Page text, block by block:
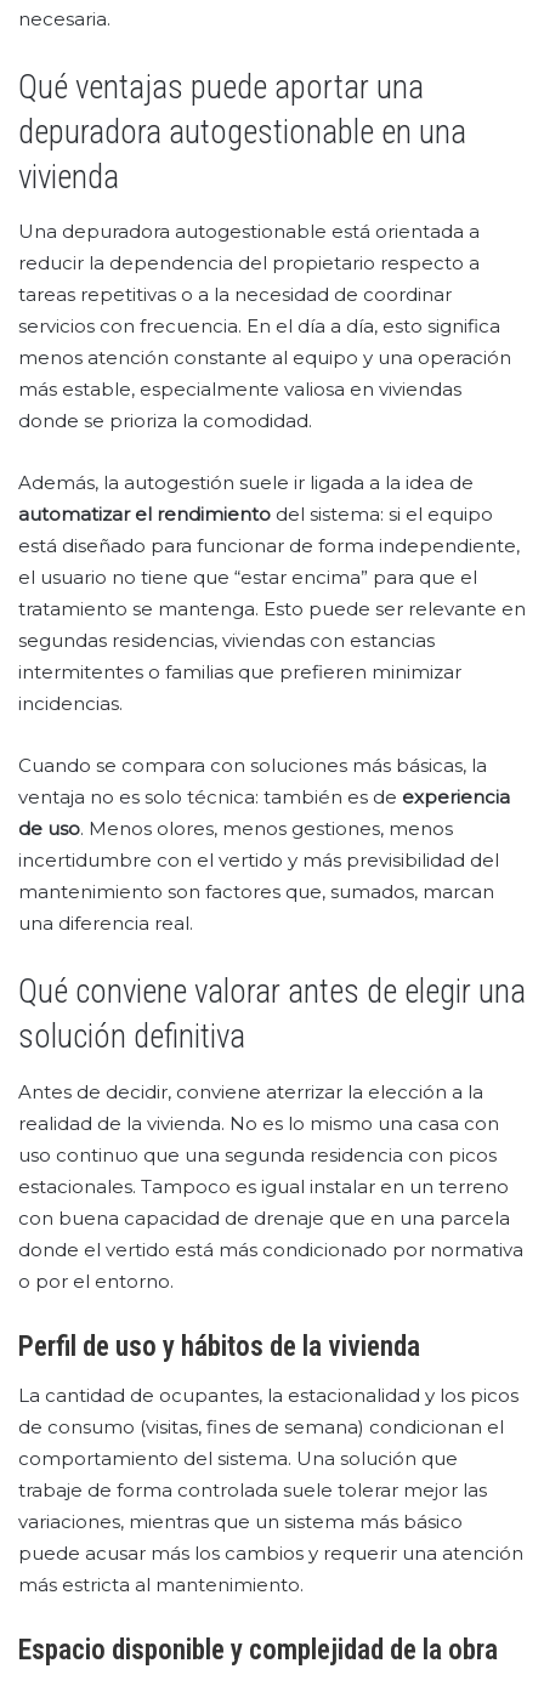
necesaria.
Qué ventajas puede aportar una
depuradora autogestionable en una
vivienda
Una depuradora autogestionable está orientada a
reducir la dependencia del propietario respecto a
tareas repetitivas o a la necesidad de coordinar
servicios con frecuencia. En el día a día, esto significa
menos atención constante al equipo y una operación
más estable, especialmente valiosa en viviendas
donde se prioriza la comodidad.
Además, la autogestión suele ir ligada a la idea de
automatizar el rendimiento del sistema: si el equipo
está diseñado para funcionar de forma independiente,
el usuario no tiene que “estar encima” para que el
tratamiento se mantenga. Esto puede ser relevante en
segundas residencias, viviendas con estancias
intermitentes o familias que prefieren minimizar
incidencias.
Cuando se compara con soluciones más básicas, la
ventaja no es solo técnica: también es de experiencia
de uso. Menos olores, menos gestiones, menos
incertidumbre con el vertido y más previsibilidad del
mantenimiento son factores que, sumados, marcan
una diferencia real.
Qué conviene valorar antes de elegir una
solución definitiva
Antes de decidir, conviene aterrizar la elección a la
realidad de la vivienda. No es lo mismo una casa con
uso continuo que una segunda residencia con picos
estacionales. Tampoco es igual instalar en un terreno
con buena capacidad de drenaje que en una parcela
donde el vertido está más condicionado por normativa
o por el entorno.
Perfil de uso y hábitos de la vivienda
La cantidad de ocupantes, la estacionalidad y los picos
de consumo (visitas, fines de semana) condicionan el
comportamiento del sistema. Una solución que
trabaje de forma controlada suele tolerar mejor las
variaciones, mientras que un sistema más básico
puede acusar más los cambios y requerir una atención
más estricta al mantenimiento.
Espacio disponible y complejidad de la obra